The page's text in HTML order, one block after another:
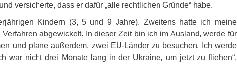
versicherte, dass er dafür „alle rechtlichen Gründe“ habe.
Kindern (3, 5 und 9 Jahre). Zweitens hatte ich meine
abgewickelt. In dieser Zeit bin ich im Ausland, werde für
und plane außerdem, zwei EU-Länder zu besuchen. Ich werde
war nicht drei Monate lang in der Ukraine, um jetzt zu fliehen“,